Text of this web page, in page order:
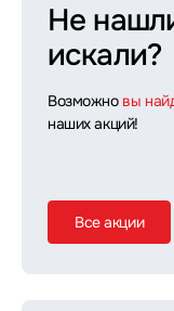
Не
искали?
Возможно вы
наших акций!
Все акции